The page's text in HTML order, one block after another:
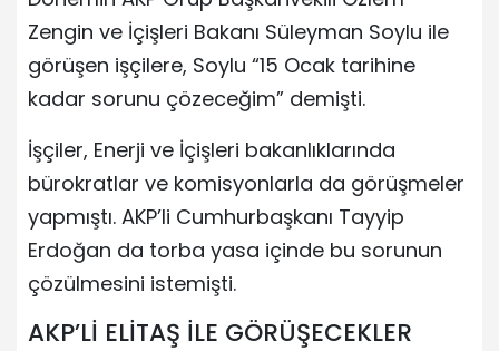
Zengin ve İçişleri Bakanı Süleyman Soylu ile
görüşen işçilere, Soylu “15 Ocak tarihine
kadar sorunu çözeceğim” demişti.
İşçiler, Enerji ve İçişleri bakanlıklarında
bürokratlar ve komisyonlarla da görüşmeler
yapmıştı. AKP’li Cumhurbaşkanı Tayyip
Erdoğan da torba yasa içinde bu sorunun
çözülmesini istemişti.
AKP’Lİ ELİTAŞ İLE GÖRÜŞECEKLER